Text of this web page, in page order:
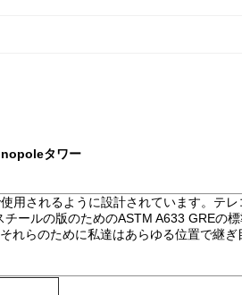
タワー
用されるように設計されています。テ
ールの版のためのASTM A633 GREの
れらのために私達はあらゆる位置で継